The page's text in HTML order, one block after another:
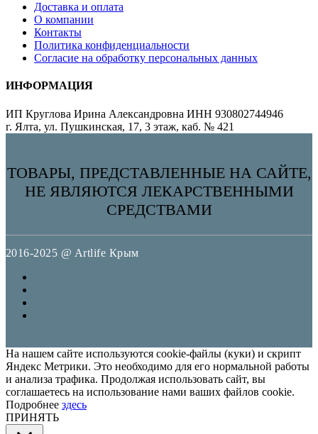
Доставка и оплата
О компании
Контакты
Политика конфиденциальности
Согласие на обработку персональных данных
ИНФОРМАЦИЯ
ИП Круглова Ирина Александровна ИНН 930802744946
г. Ялта, ул. Пушкинская, 17, 3 этаж, каб. № 421
ТОВАРЫ, ПРЕДСТАВЛЕННЫЕ НА САЙТЕ,
НЕ ЯВЛЯЮТСЯ ЛЕКАРСТВЕННЫМИ
СРЕДСТВАМИ
2016-2025 @ Artlife Крым
На нашем сайте используются cookie-файлы (куки) и скрипт
Яндекс Метрики. Это необходимо для его нормальной работы
и анализа трафика. Продолжая использовать сайт, вы
соглашаетесь на использование нами ваших файлов cookie.
Подробнее здесь
ПРИНЯТЬ